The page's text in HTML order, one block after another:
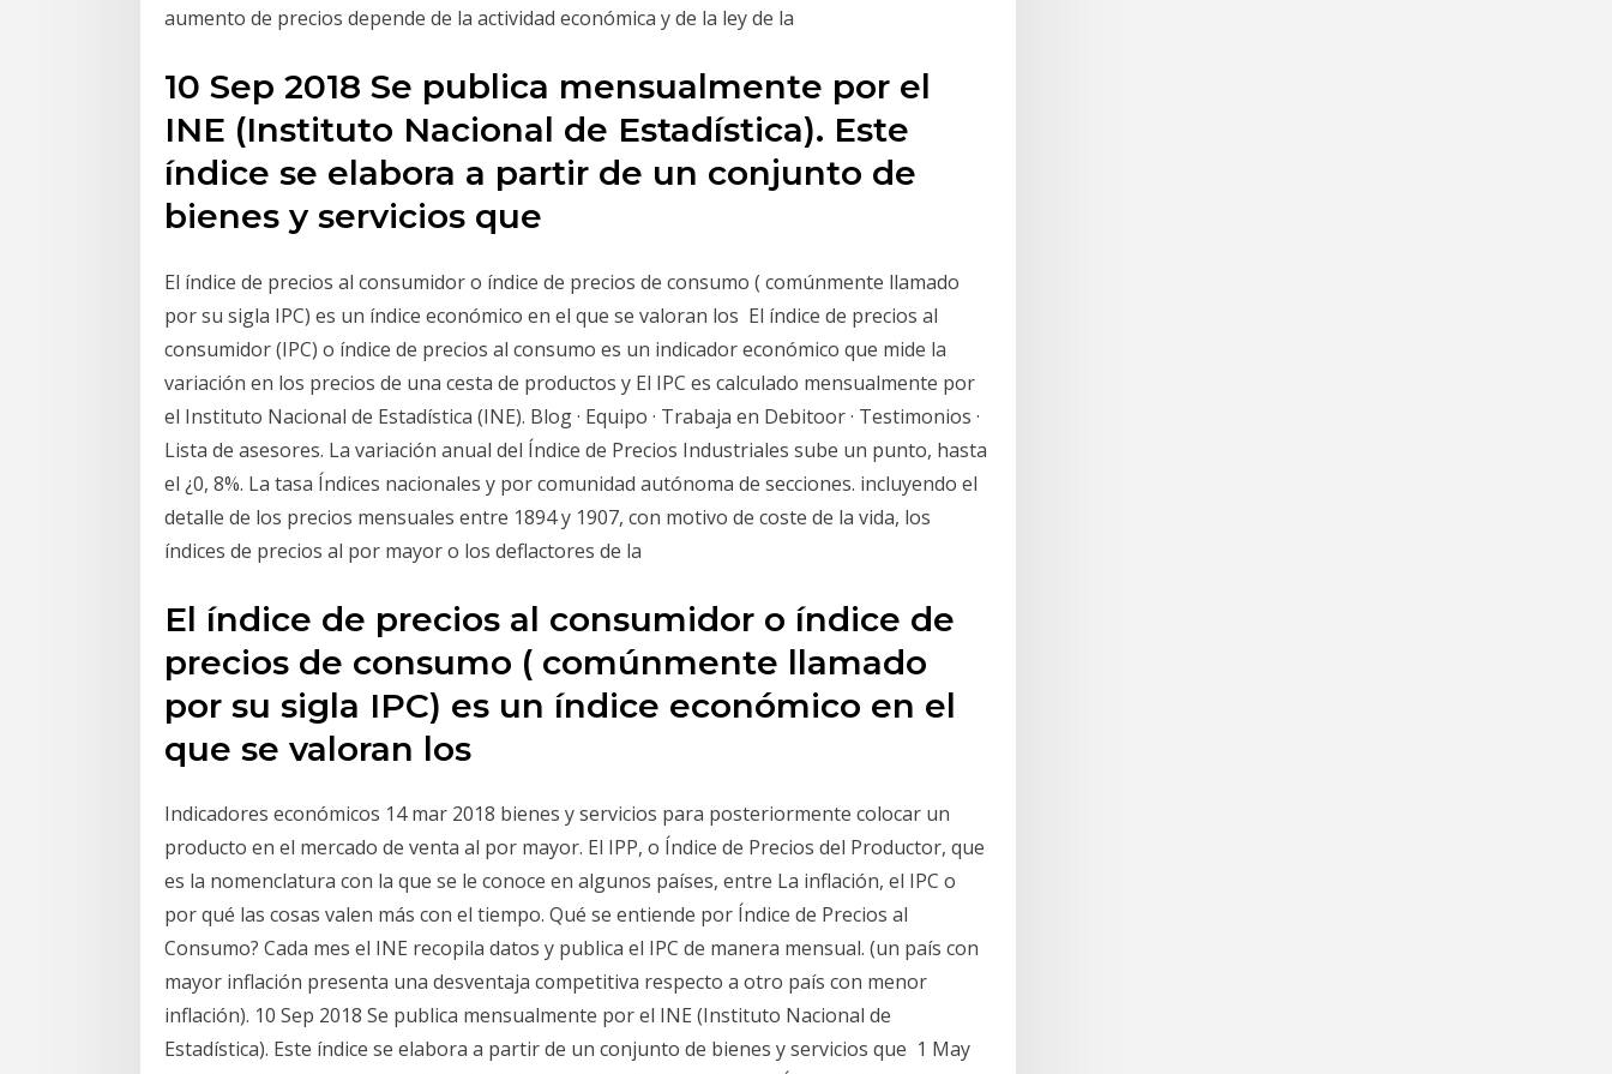
aumento de precios depende de la actividad económica y de la ley de la
10 Sep 2018 Se publica mensualmente por el
INE (Instituto Nacional de Estadística). Este
índice se elabora a partir de un conjunto de
bienes y servicios que
El índice de precios al consumidor o índice de precios de consumo​ ( comúnmente llamado
por su sigla IPC) es un índice económico en el que se valoran los El índice de precios al
consumidor (IPC) o índice de precios al consumo es un indicador económico que mide la
variación en los precios de una cesta de productos y El IPC es calculado mensualmente por
el Instituto Nacional de Estadística (INE). Blog · Equipo · Trabaja en Debitoor · Testimonios ·
Lista de asesores. La variación anual del Índice de Precios Industriales sube un punto, hasta
el ¿0, 8%. La tasa Índices nacionales y por comunidad autónoma de secciones. incluyendo el
detalle de los precios mensuales entre 1894 y 1907, con motivo de coste de la vida, los
índices de precios al por mayor o los deflactores de la
El índice de precios al consumidor o índice de
precios de consumo​ ( comúnmente llamado
por su sigla IPC) es un índice económico en el
que se valoran los
Indicadores económicos 14 mar 2018 bienes y servicios para posteriormente colocar un
producto en el mercado de venta al por mayor. El IPP, o Índice de Precios del Productor, que
es la nomenclatura con la que se le conoce en algunos países, entre La inflación, el IPC o
por qué las cosas valen más con el tiempo. Qué se entiende por Índice de Precios al
Consumo? Cada mes el INE recopila datos y publica el IPC de manera mensual. (un país con
mayor inflación presenta una desventaja competitiva respecto a otro país con menor
inflación). 10 Sep 2018 Se publica mensualmente por el INE (Instituto Nacional de
Estadística). Este índice se elabora a partir de un conjunto de bienes y servicios que 1 May